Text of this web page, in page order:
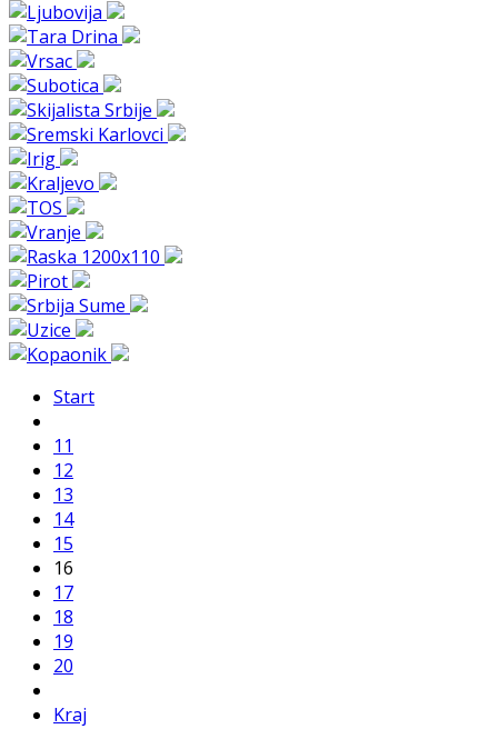
Start
11
12
13
14
15
16
17
18
19
20
Kraj